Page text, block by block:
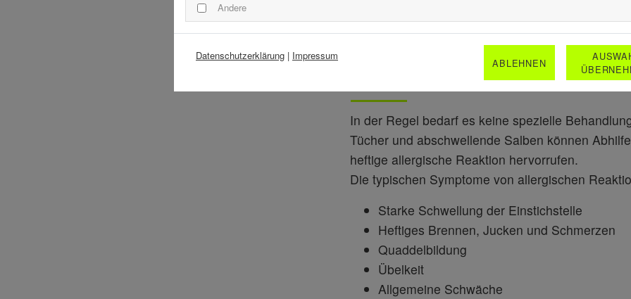
Typische Symptome
Reaktionen
In der Regel bedarf es keine spezielle
Tücher und abschwellende Salben können
heftige allergische Reaktion hervorrufen.
Die typischen Symptome von allergischen
Starke Schwellung der Einstichstelle
Heftiges Brennen, Jucken und Schmerzen
Quaddelbildung
Übelkeit
Allgemeine Schwäche
Andere
Datenschutzerklärung | Impressum
ABLEHNEN